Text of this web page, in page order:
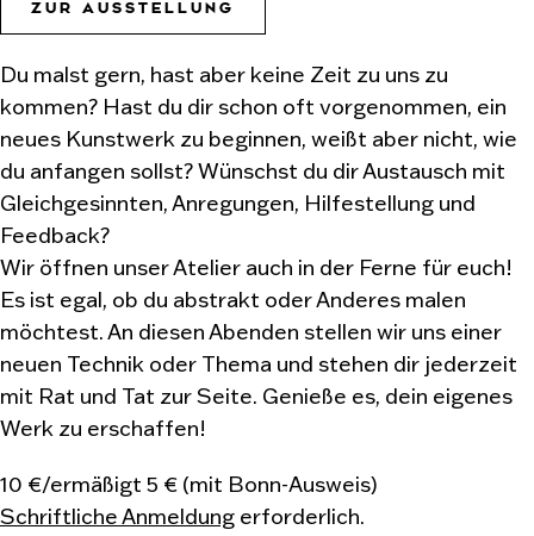
ZUR AUSSTELLUNG
Du malst gern, hast aber keine Zeit zu uns zu
kommen? Hast du dir schon oft vorgenommen, ein
neues Kunstwerk zu beginnen, weißt aber nicht, wie
du anfangen sollst? Wünschst du dir Austausch mit
Gleichgesinnten, Anregungen, Hilfestellung und
Feedback?
Wir öffnen unser Atelier auch in der Ferne für euch!
Es ist egal, ob du abstrakt oder Anderes malen
möchtest. An diesen Abenden stellen wir uns einer
neuen Technik oder Thema und stehen dir jederzeit
mit Rat und Tat zur Seite. Genieße es, dein eigenes
Werk zu erschaffen!
10 €/ermäßigt 5 € (mit Bonn-Ausweis)
Schriftliche Anmeldung erforderlich.